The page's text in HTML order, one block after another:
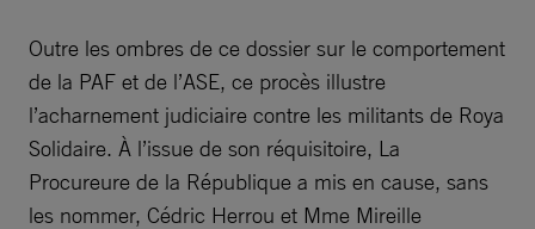
Outre les ombres de ce dossier sur le comportement
de la PAF et de l’ASE, ce procès illustre
l’acharnement judiciaire contre les militants de Roya
Solidaire. À l’issue de son réquisitoire, La
Procureure de la République a mis en cause, sans
les nommer, Cédric Herrou et Mme Mireille